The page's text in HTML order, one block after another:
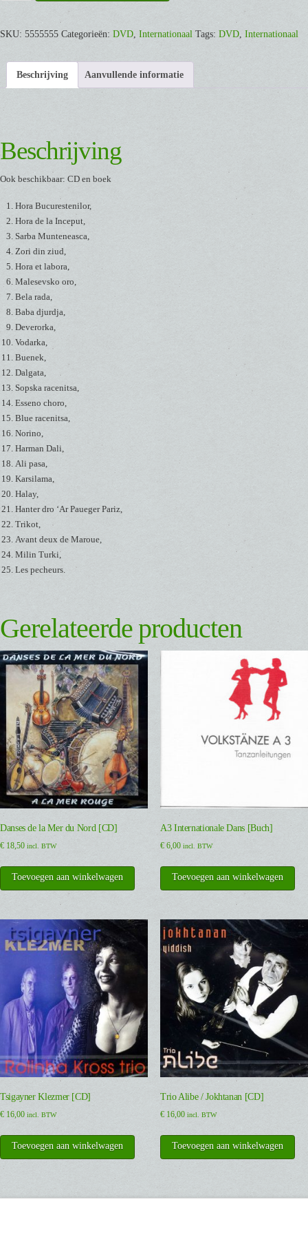
[DVD]
SKU: 5555555 Categorieën: DVD, Internationaal Tags: DVD, Internationaal
Beschrijving Aanvullende informatie
Beschrijving
Ook beschikbaar: CD en boek
Hora Bucurestenilor,
Hora de la Inceput,
Sarba Munteneasca,
Zori din ziud,
Hora et labora,
Malesevsko oro,
Bela rada,
Baba djurdja,
Deverorka,
Vodarka,
Buenek,
Dalgata,
Sopska racenitsa,
Esseno choro,
Blue racenitsa,
Norino,
Harman Dali,
Ali pasa,
Karsilama,
Halay,
Hanter dro ‘Ar Paueger Pariz,
Trikot,
Avant deux de Maroue,
Milin Turki,
Les pecheurs.
Gerelateerde producten
Danses de la Mer du Nord [CD]
€ 18,50 incl. BTW
Toevoegen aan winkelwagen
A3 Internationale Dans [Buch]
€6,00 incl. BTW
Toevoegen aan winkelwagen
Tsigayner Klezmer [CD]
€ 16,00 incl. BTW
Toevoegen aan winkelwagen
Trio Alibe / Jokhtanan [CD]
€16,00 incl. BTW
Toevoegen aan winkelwagen